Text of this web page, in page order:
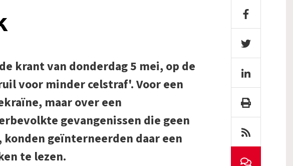
krant van donderdag 5 mei, op de
voor minder celstraf'. Voor een
maar over een
gevangenissen die geen
geïnterneerden daar een
te lezen.